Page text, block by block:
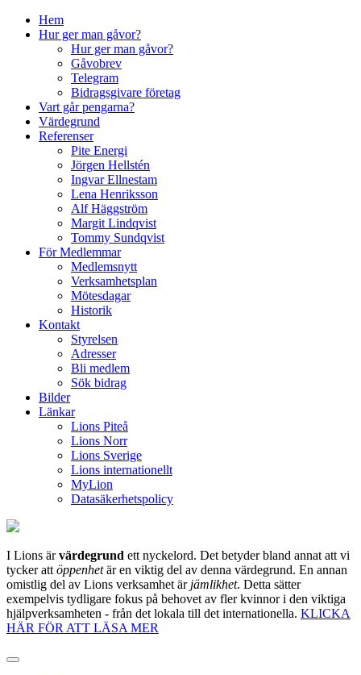
Skip
Hem
Hur ger man gåvor?
Hur ger man gåvor?
Gåvobrev
Telegram
Bidragsgivare företag
Vart går pengarna?
Värdegrund
Referenser
Pite Energi
Jörgen Hellstén
Ingvar Ellnestam
Lena Henriksson
Alf Häggström
Margit Lindqvist
Tommy Sundqvist
För Medlemmar
Medlemsnytt
Verksamhetsplan
Mötesdagar
Historik
Kontakt
Styrelsen
Adresser
Bli medlem
Sök bidrag
Bilder
Länkar
Lions Piteå
Lions Norr
Lions Sverige
Lions internationellt
MyLion
Datasäkerhetspolicy
I Lions ärvärdegrund ett nyckelord. Det betyder bland annat att vi
tycker att öppenhetär en viktig del av denna värdegrund. En annan
omistlig del av Lions verksamhet är jämlikhet. Detta sätter
exempelvis tydligare fokus på behovet av fler kvinnor i den viktiga
hjälpverksamheten - från det lokala till det internationella. KLICKA
HÄR FÖR ATT LÄSA MER